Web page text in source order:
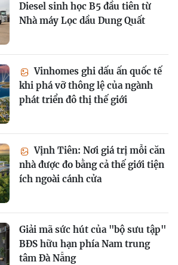
Diesel sinh học B5 đầu tiên từ
Nhà máy Lọc dầu Dung Quất
Vinhomes ghi dấu ấn quốc tế
khi phá vỡ thông lệ của ngành
phát triển đô thị thế giới
Vịnh Tiên: Nơi giá trị mỗi căn
nhà được đo bằng cả thế giới tiện
ích ngoài cánh cửa
Giải mã sức hút của "bộ sưu tập"
BĐS hữu hạn phía Nam trung
tâm Đà Nẵng